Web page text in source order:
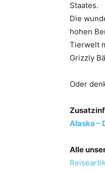
Staates.
Die
hohen
Tierwelt
Grizzly
Oder
Alaska –
Alle